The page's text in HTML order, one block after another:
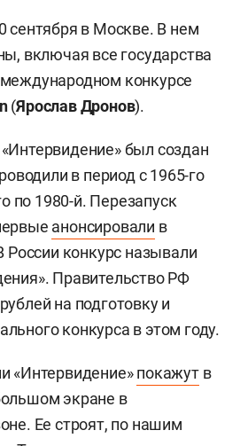
сентября в Москве. В нем
включая все государства
конкурсе
(Ярослав Дронов).
был создан
в период с 1965-го
по 1980-й. Перезапуск
анонсировали в
России конкурс называли
Правительство РФ
на подготовку и
конкурса в этом году.
«Интервидение»покажутв
экране в
Ее строят, по нашим